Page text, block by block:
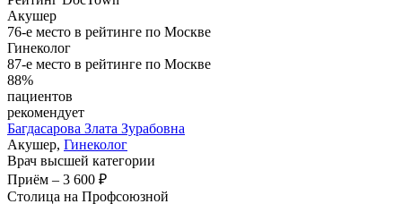
Акушер
76-е место в рейтинге по Москве
Гинеколог
87-е место в рейтинге по Москве
88%
пациентов
рекомендует
Багдасарова Злата Зурабовна
Акушер, Гинеколог
Врач высшей категории
Приём – 3 600 ₽
Столица на Профсоюзной